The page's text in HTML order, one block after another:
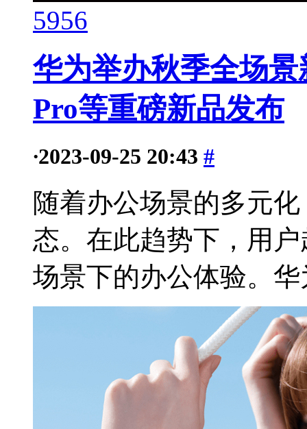
5956
华为举办秋季全场
Pro等重磅新品发布
·2023-09-25 20:43 #
随着办公场景的多元
态。在此趋势下，用
场景下的办公体验。华